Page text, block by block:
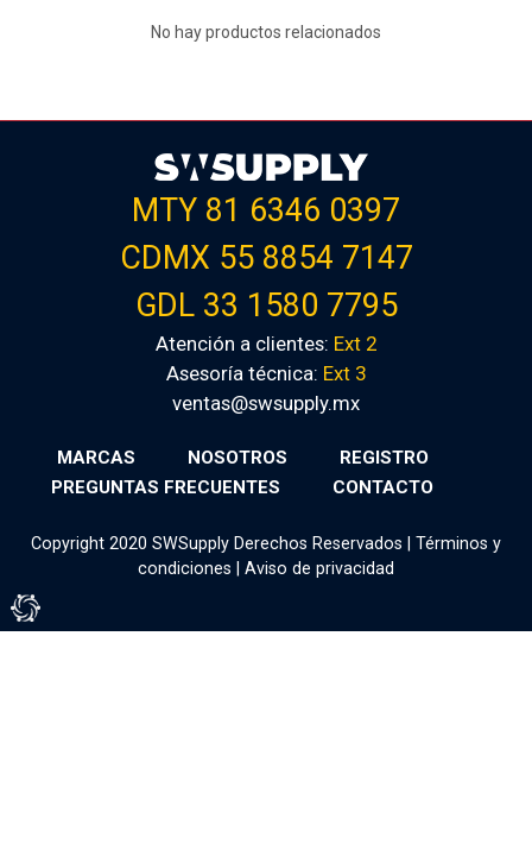
No hay productos relacionados
MTY 81 6346 0397
CDMX 55 8854 7147
GDL 33 1580 7795
Atención a clientes: Ext 2
Asesoría técnica: Ext 3
ventas@swsupply.mx
MARCAS NOSOTROS
REGISTRO
PREGUNTAS FRECUENTES
CONTACTO
Copyright 2020 SWSupply Derechos Reservados | Términos y
condiciones
Aviso de privacidad